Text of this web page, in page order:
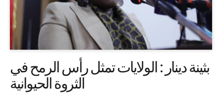
بثينة دينار : الولايات تمثل رأس الرمح في
الثروة الحيوانية